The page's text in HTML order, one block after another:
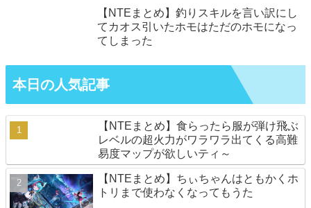
【NTEまとめ】釣りスキルを言い訳にし
てカオス引いたホモはただのホモになっ
てしまった
本日の人気記事
【NTEまとめ】食らったら服が弾け飛ぶ
レベルの超火力がワラワラ出てくる高難
易度マップが欲しいティ～
【NTEまとめ】ちぃちゃんはともかくホ
トリまで使わなくなってもうた